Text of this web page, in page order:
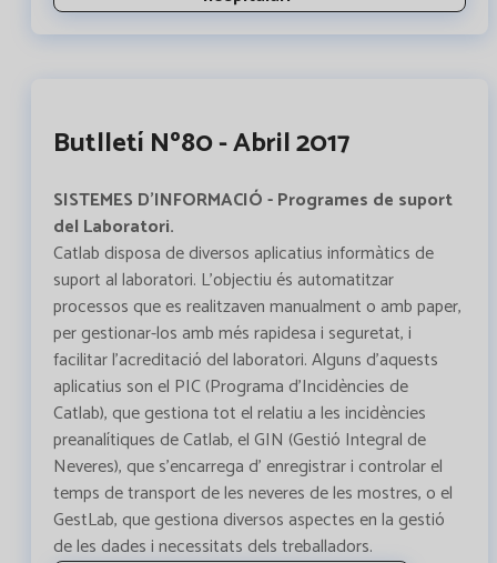
Butlletí Nº80 - Abril 2017
SISTEMES D'INFORMACIÓ - Programes de suport
del Laboratori.
Catlab disposa de diversos aplicatius informàtics de
suport al laboratori. L'objectiu és automatitzar
processos que es realitzaven manualment o amb paper,
per gestionar-los amb més rapidesa i seguretat, i
facilitar l’acreditació del laboratori. Alguns d'aquests
aplicatius son el PIC (Programa d’Incidències de
Catlab), que gestiona tot el relatiu a les incidències
preanalítiques de Catlab, el GIN (Gestió Integral de
Neveres), que s’encarrega d' enregistrar i controlar el
temps de transport de les neveres de les mostres, o el
GestLab, que gestiona diversos aspectes en la gestió
de les dades i necessitats dels treballadors.